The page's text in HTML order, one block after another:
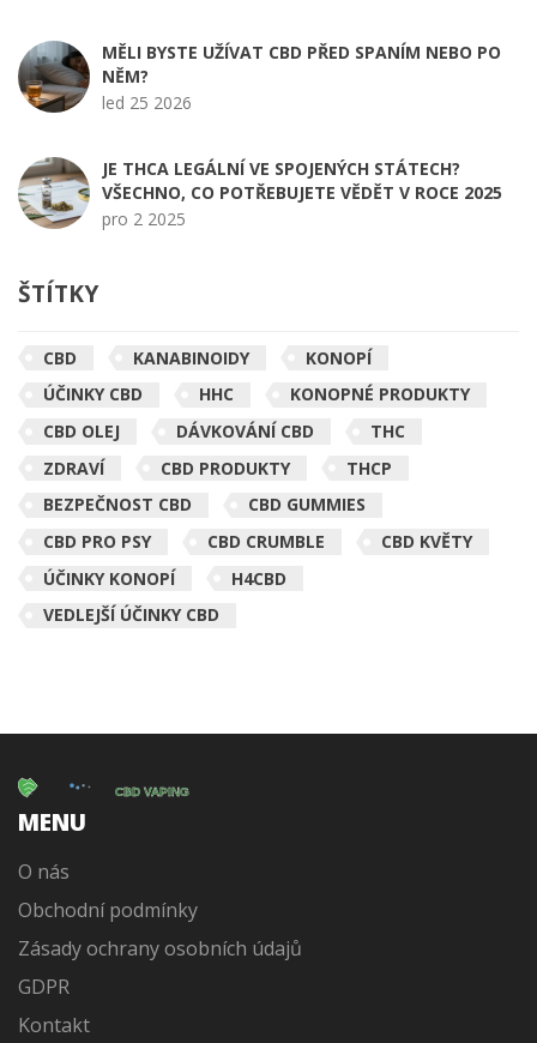
MĚLI BYSTE UŽÍVAT CBD PŘED SPANÍM NEBO PO
NĚM?
led 25 2026
JE THCA LEGÁLNÍ VE SPOJENÝCH STÁTECH?
VŠECHNO, CO POTŘEBUJETE VĚDĚT V ROCE 2025
pro 2 2025
ŠTÍTKY
CBD KANABINOIDY
KONOPÍ
ÚČINKY CBD
HHC
KONOPNÉ PRODUKTY
CBD OLEJ
DÁVKOVÁNÍ CBD
THC
ZDRAVÍ
CBD PRODUKTY
THCP
BEZPEČNOST CBD
CBD GUMMIES
CBD PRO PSY
CBD CRUMBLE
CBD KVĚTY
ÚČINKY KONOPÍ
H4CBD
VEDLEJŠÍ ÚČINKY CBD
MENU
O nás
Obchodní podmínky
Zásady ochrany osobních údajů
GDPR
Kontakt